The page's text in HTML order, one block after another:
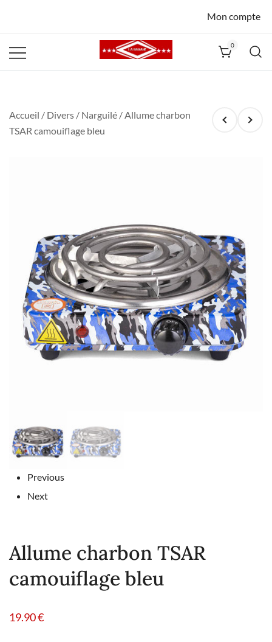
Mon compte
0
Accueil / Divers / Narguilé / Allume charbon
TSAR camouiflage bleu
Previous
Next
Allume charbon TSAR
camouiflage bleu
19.90€